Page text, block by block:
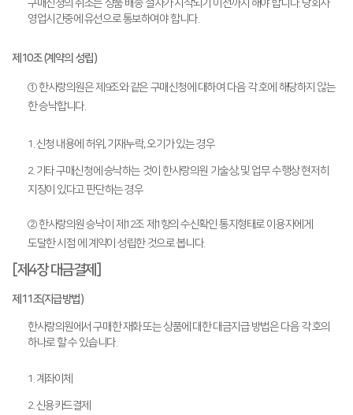
구매신청의 취소는 상품 배송 절차가 시작되기 이전까지 해야 합니다. 당회사
영업시간중에 유선으로 통보하여야 합니다.
제10조 (계약의 성립)
① 한사랑의원은 제9조와 같은 구매신청에 대하여 다음 각 호에 해당하지 않는
한 승낙합니다.
1. 신청 내용에 허위, 기재누락, 오기가 있는 경우
2. 기타 구매신청에 승낙하는 것이 한사랑의원 기술상, 및 업무 수행상 현저히
지장이 있다고 판단하는 경우
② 한사랑의원 승낙이 제12조 제1항의 수신확인 통지형태로 이용자에게
도달한 시점 에 계약이 성립한 것으로 봅니다.
[제4장 대금결제]
제11조(지급방법)
한사랑의원에서 구매한 재화 또는 상품에 대한 대금지급 방법은 다음 각 호의
하나로 할 수 있습니다.
1. 계좌이체
2. 신용카드결제